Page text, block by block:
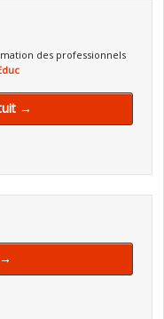
des professionnels
→